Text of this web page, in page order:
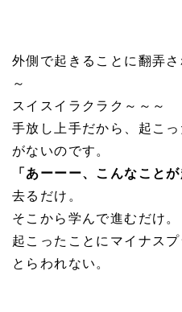
外側で起きることに翻弄
～
スイスイラクラク～
手放し上手だから、起こ
がないのです。
「あーーー、こんなこと
去るだけ。
そこから学んで進むだけ。
起こったことにマイナス
とらわれない。